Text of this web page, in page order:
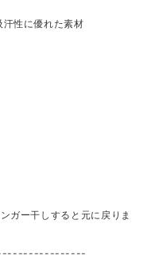
汗性に優れた素材
ガー干しすると元に戻りま